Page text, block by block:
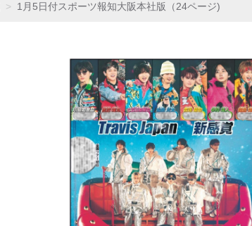
1月5日付スポーツ報知大阪本社版（24ページ)